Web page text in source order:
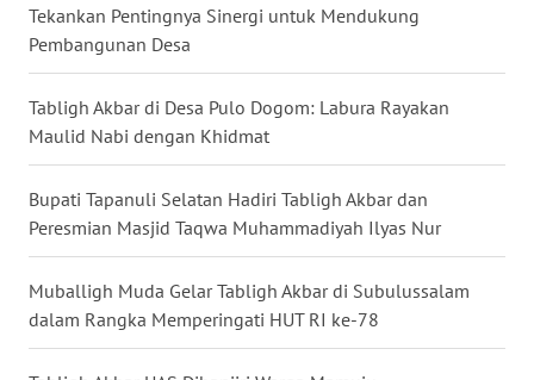
Tekankan Pentingnya Sinergi untuk Mendukung
Pembangunan Desa
Tabligh Akbar di Desa Pulo Dogom: Labura Rayakan
Maulid Nabi dengan Khidmat
Bupati Tapanuli Selatan Hadiri Tabligh Akbar dan
Peresmian Masjid Taqwa Muhammadiyah Ilyas Nur
Muballigh Muda Gelar Tabligh Akbar di Subulussalam
dalam Rangka Memperingati HUT RI ke-78
WN
KALTARA
WN
KALSEL
WN
WN